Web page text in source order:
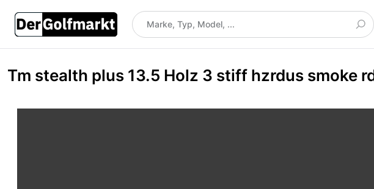
Tm stealth plus 13.5 Holz 3 stiff hzrdus smoke